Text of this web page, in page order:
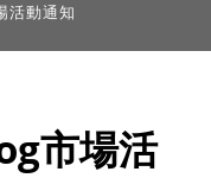
活動通知
市場活